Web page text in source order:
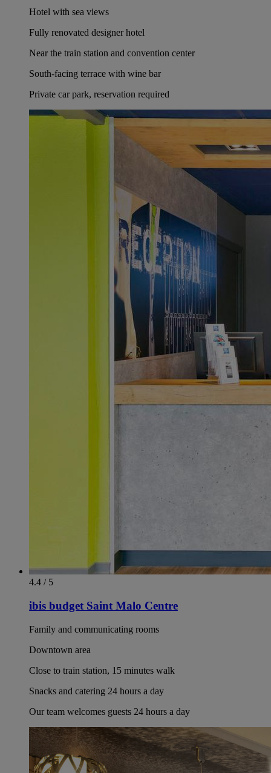
Hotel with sea views
Fully renovated designer hotel
Near the train station and convention center
South-facing terrace with wine bar
Private car park, reservation required
4.4 / 5
ibis budget Saint Malo Centre
Family and communicating rooms
Downtown area
Close to train station, 15 minutes walk
Snacks and catering 24 hours a day
Our team welcomes guests 24 hours a day